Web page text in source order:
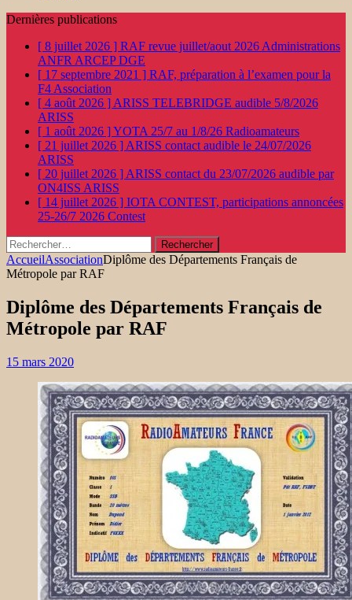
Dernières publications
[ 8 juillet 2026 ] RAF revue juillet/aout 2026 Administrations
ANFR ARCEP DGE
[ 17 septembre 2021 ] RAF, préparation à l’examen pour la
F4 Association
[ 4 août 2026 ] ARISS TELEBRIDGE audible 5/8/2026
ARISS
[ 1 août 2026 ]YOTA 25/7 au 1/8/26 Radioamateurs
[ 21 juillet 2026 ] ARISS contact audible le 24/07/2026
ARISS
[ 20 juillet 2026 ] ARISS contact du 23/07/2026 audible par
ON4ISS ARISS
[ 14 juillet 2026 ] IOTA CONTEST, participations annoncées
25-26/7 2026 Contest
Rechercher :
AccueilAssociationDiplôme des Départements Français de
Métropole par RAF
Diplôme des Départements Français de
Métropole par RAF
15 mars 2020